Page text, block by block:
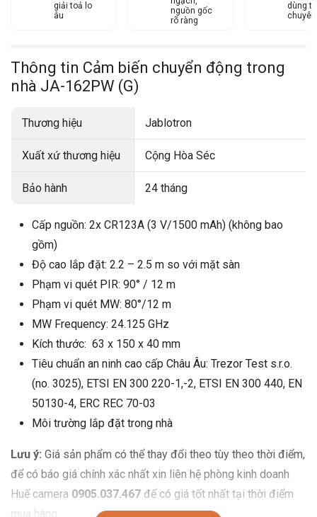
giải toả lo
âu
nguồn gốc
rõ ràng
dùng từ
Thông tin Cảm biến chuyển động trong
nhà JA-162PW (G)
Thương hiệu Jablotron
Xuất xứ thương hiệu Cộng Hòa Séc
Bảo hành 24 tháng
Cấp nguồn: 2x CR123A (3 V/1500 mAh) (không bao
gồm)
Độ cao lắp đặt: 2.2 – 2.5 m so với mặt sàn
Phạm vi quét PIR: 90° / 12 m
Phạm vi quét MW: 80°/12 m
MW Frequency: 24.125 GHz
Kích thước: 63 x 150 x 40 mm
Tiêu chuẩn an ninh cao cấp Châu Âu: Trezor Test s.r.o.
(no. 3025), ETSI EN 300 220-1,-2, ETSI EN 300 440, EN
50130-4, ERC REC 70-03
Môi trường lắp đặt trong nhà
Lưu ý: Giá sản phẩm có thể thay đổi theo tùy theo thời điểm,
để có báo giá chính xác nhất xin liên hệ phòng kinh doanh
Huế camera 0905.037.467 để có giá tốt nhất tại thời điểm
mua hàng.